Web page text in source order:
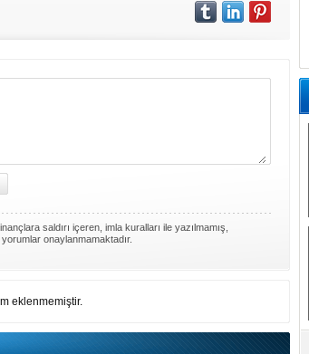
saldırı içeren, imla kuralları ile yazılmamış,
onaylanmamaktadır.
eklenmemiştir.